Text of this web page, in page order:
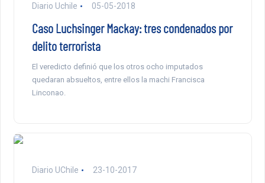
Diario Uchile 05-05-2018
Caso Luchsinger Mackay: tres condenados por
delito terrorista
El veredicto definió que los otros ocho imputados
quedaran absueltos, entre ellos la machi Francisca
Linconao.
Diario UChile 23-10-2017